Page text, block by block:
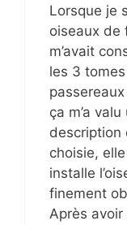
Lorsque je
oiseaux de
m’avait
les 3
ça m’a
description
choisie,
installe
finement
Après